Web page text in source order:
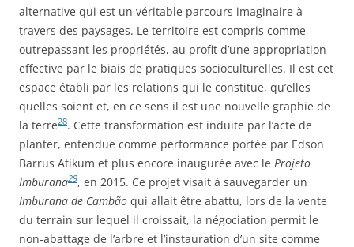
alternative qui est un véritable parcours imaginaire à
travers des paysages. Le territoire est compris comme
outrepassant les propriétés, au profit d’une appropriation
effective par le biais de pratiques socioculturelles. Il est cet
espace établi par les relations qui le constitue, qu’elles
quelles soient et, en ce sens il est une nouvelle graphie de
la terre28. Cette transformation est induite par l’acte de
planter, entendue comme performance portée par Edson
Barrus Atikum et plus encore inaugurée avec le Projeto
Imburana29, en 2015. Ce projet visait à sauvegarder un
Imburana de Cambão qui allait être abattu, lors de la vente
du terrain sur lequel il croissait, la négociation permit le
non-abattage de l’arbre et l’instauration d’un site comme